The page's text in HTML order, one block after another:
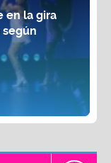
en la gira
según